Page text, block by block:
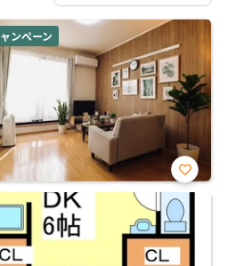
ンペーン
お気
に入
り登
録